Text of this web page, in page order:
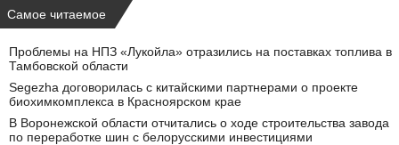
Самое читаемое
Проблемы на НПЗ «Лукойла» отразились на поставках топлива в
Тамбовской области
Segezha договорилась с китайскими партнерами о проекте
биохимкомплекса в Красноярском крае
В Воронежской области отчитались о ходе строительства завода
по переработке шин с белорусскими инвестициями